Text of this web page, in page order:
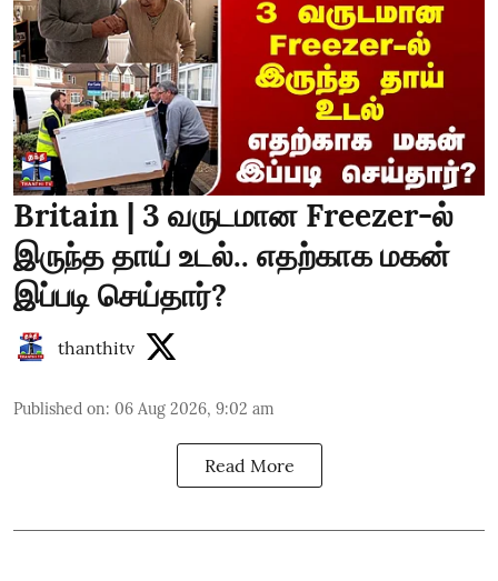
Britain | 3 வருடமான Freezer-ல்
இருந்த தாய் உடல்.. எதற்காக மகன்
இப்படி செய்தார்?
thanthitv
Published on: 06 Aug 2026, 9:02 am
Read More